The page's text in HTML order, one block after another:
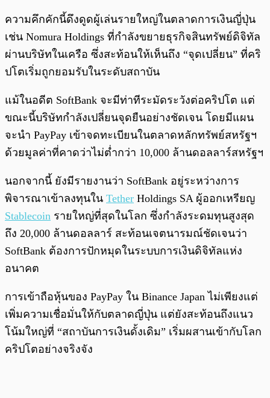
ความคึกคักนี้ดึงดูดผู้เล่นรายใหญ่ในตลาดการเงินญี่ปุ่น
เช่น Nomura Holdings ที่กำลังขยายธุรกิจสินทรัพย์ดิจิทัล
ผ่านบริษัทในเครือ ซึ่งสะท้อนให้เห็นถึง “จุดเปลี่ยน” ที่คริ
ปโตเริ่มถูกยอมรับในระดับสถาบัน
แม้ในอดีต SoftBank จะมีท่าทีระมัดระวังต่อคริปโต แต่
ขณะนี้บริษัทกำลังเปลี่ยนจุดยืนอย่างชัดเจน โดยมีแผน
จะนำ PayPay เข้าจดทะเบียนในตลาดหลักทรัพย์สหรัฐฯ
ด้วยมูลค่าที่คาดว่าไม่ต่ำกว่า 10,000 ล้านดอลลาร์สหรัฐฯ
นอกจากนี้ ยังมีรายงานว่า SoftBank อยู่ระหว่างการ
พิจารณาเข้าลงทุนใน Tether Holdings SA ผู้ออกเหรียญ
Stablecoin รายใหญ่ที่สุดในโลก ซึ่งกำลังระดมทุนสูงสุด
ถึง 20,000 ล้านดอลลาร์ สะท้อนเจตนารมณ์ชัดเจนว่า
SoftBank ต้องการปักหมุดในระบบการเงินดิจิทัลแห่ง
อนาคต
การเข้าถือหุ้นของ PayPay ใน Binance Japan ไม่เพียงแต่
เพิ่มความเชื่อมั่นให้กับตลาดญี่ปุ่น แต่ยังสะท้อนถึงแนว
โน้มใหญ่ที่ “สถาบันการเงินดั้งเดิม” เริ่มผสานเข้ากับโลก
คริปโตอย่างจริงจัง